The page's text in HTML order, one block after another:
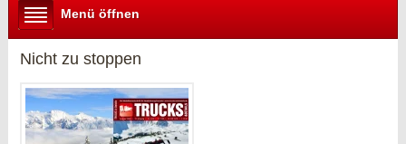
Menü öffnen
Nicht zu stoppen